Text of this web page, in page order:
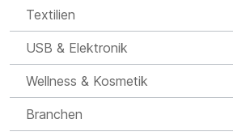
Textilien
USB & Elektronik
Wellness & Kosmetik
Branchen